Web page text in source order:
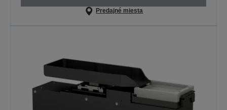
Predajné miesta